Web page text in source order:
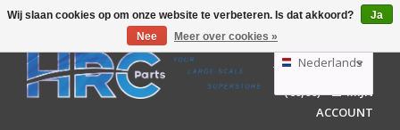
GBP
AUD
Nederlands
Deutsch
English
WINKELWAGEN
(€0,00)
MIJN
ACCOUNT
Wij slaan cookies op om onze website te verbeteren. Is dat akkoord?
Ja
Nee
Meer over cookies »